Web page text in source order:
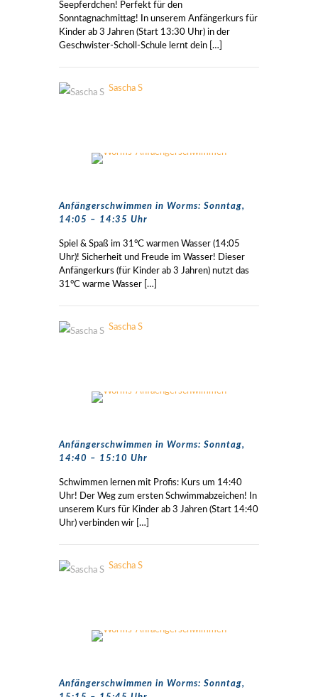
Seepferdchen! Perfekt für den
Sonntagnachmittag! In unserem Anfängerkurs für
Kinder ab 3 Jahren (Start 13:30 Uhr) in der
Geschwister-Scholl-Schule lernt dein […]
Sascha S
Anfängerschwimmen in Worms: Sonntag,
14:05 – 14:35 Uhr
Spiel & Spaß im 31°C warmen Wasser (14:05
Uhr)! Sicherheit und Freude im Wasser! Dieser
Anfängerkurs (für Kinder ab 3 Jahren) nutzt das
31°C warme Wasser […]
Sascha S
Anfängerschwimmen in Worms: Sonntag,
14:40 – 15:10 Uhr
Schwimmen lernen mit Profis: Kurs um 14:40
Uhr! Der Weg zum ersten Schwimmabzeichen! In
unserem Kurs für Kinder ab 3 Jahren (Start 14:40
Uhr) verbinden wir […]
Sascha S
Anfängerschwimmen in Worms: Sonntag,